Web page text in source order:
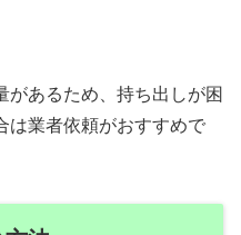
があるため、持ち出しが困
は業者依頼がおすすめで